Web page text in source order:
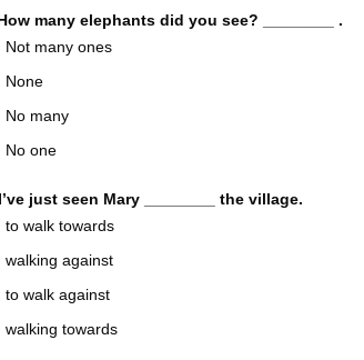
many elephants did you see? ________ .
Not many ones
None
No many
No one
just seen Mary ________ the village.
to walk towards
walking against
to walk against
walking towards